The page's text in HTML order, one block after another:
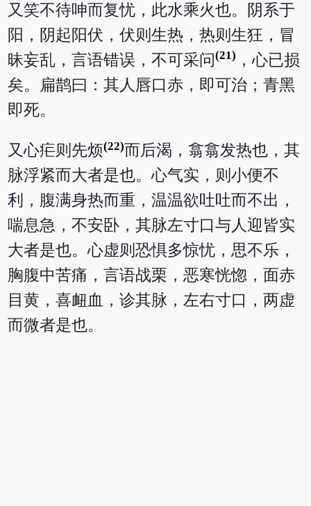
又笑不待呻而复忧，此水乘火也。阴系于
阳，阴起阳伏，伏则生热，热则生狂，冒
昧妄乱，言语错误，不可采问(21) ，心已损
矣。扁鹊曰：其人唇口赤，即可治；青黑
即死。
又心疟则先烦(22)而后渴，翕翕发热也，其
脉浮紧而大者是也。心气实，则小便不
利，腹满身热而重，温温欲吐吐而不出，
喘息急，不安卧，其脉左寸口与人迎皆实
大者是也。心虚则恐惧多惊忧，思不乐，
胸腹中苦痛，言语战栗，恶寒恍惚，面赤
目黄，喜衄血，诊其脉，左右寸口，两虚
而微者是也。